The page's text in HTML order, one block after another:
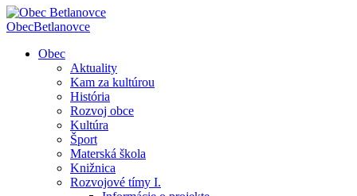
ObecBetlanovce
Obec
Aktuality
Kam za kultúrou
História
Rozvoj obce
Kultúra
Šport
Materská škola
Knižnica
Rozvojové tímy I.